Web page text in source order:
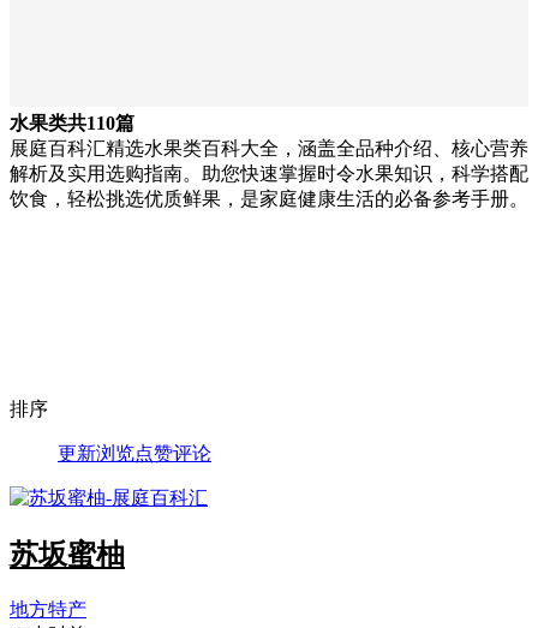
水果类共110篇
展庭百科汇精选水果类百科大全，涵盖全品种介绍、核心营养
解析及实用选购指南。助您快速掌握时令水果知识，科学搭配
饮食，轻松挑选优质鲜果，是家庭健康生活的必备参考手册。
排序
更新浏览点赞评论
苏坂蜜柚
地方特产